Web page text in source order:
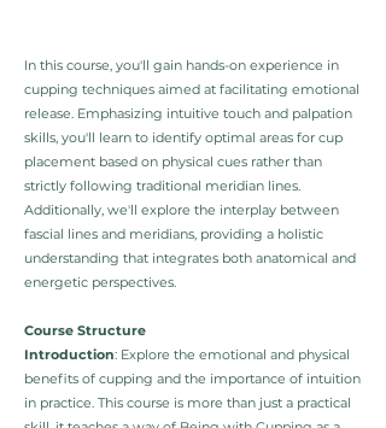
In this course, you'll gain hands-on experience in
cupping techniques aimed at facilitating emotional
release. Emphasizing intuitive touch and palpation
skills, you'll learn to identify optimal areas for cup
placement based on physical cues rather than
strictly following traditional meridian lines.
Additionally, we'll explore the interplay between
fascial lines and meridians, providing a holistic
understanding that integrates both anatomical and
energetic perspectives.
Course Structure
Introduction: Explore the emotional and physical
benefits of cupping and the importance of intuition
in practice. This course is more than just a practical